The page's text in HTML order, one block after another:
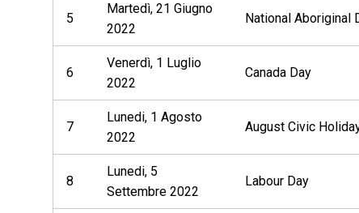
5
Martedì, 21 Giugno
2022
National Aboriginal
6
Venerdì, 1 Luglio
2022
Canada Day
7
Lunedi, 1 Agosto
2022
August Civic
8
Lunedi, 5
Settembre 2022
Labour Day